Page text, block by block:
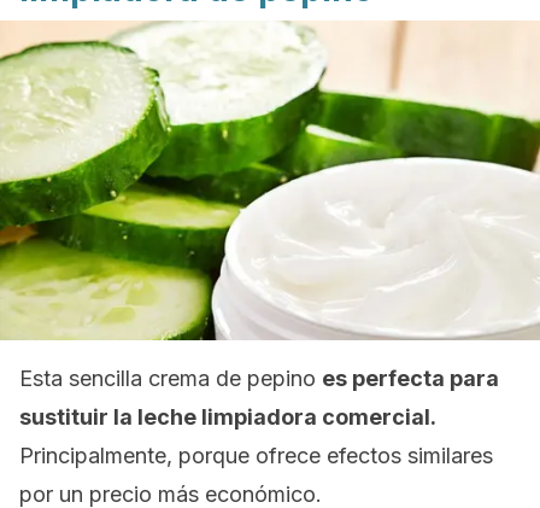
Esta sencilla crema de pepino es perfecta para
sustituir la leche limpiadora comercial.
Principalmente, porque ofrece efectos similares
por un precio más económico.